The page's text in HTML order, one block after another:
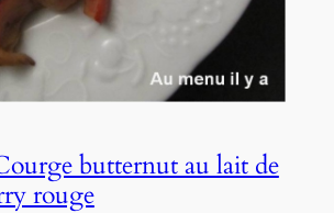
butternut au lait de
rouge